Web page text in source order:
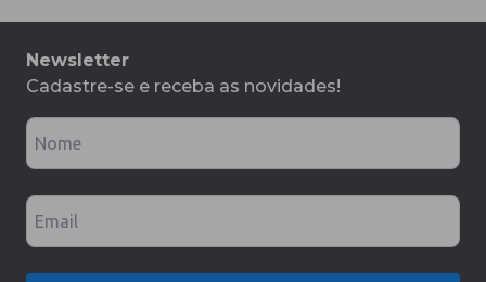
Newsletter
Cadastre-se e receba as novidades!
Nome
Email